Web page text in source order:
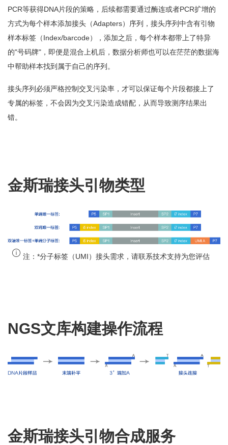
PCR等获得DNA片段的策略，后续都需要通过酶连或者PCR扩增的
方式为每个样本添加接头（Adapters）序列，接头序列中含有引物
样本标签（Index/barcode），添加之后，每个样本都带上了特异
的"号码牌"，即便是混合上机后，数据分析师也可以在茫茫的数据海
中帮助样本找到属于自己的序列。
接头序列必须严格控制交叉污染率，才可以保证每个片段都接上了
专属的标签，不会因为交叉污染造成错配，从而导致测序结果出
错。
金斯瑞接头引物类型
注： *分子标签（UMI）接头需求，请联系技术支持为您评估
NGS文库构建操作流程
金斯瑞接头引物合成服务